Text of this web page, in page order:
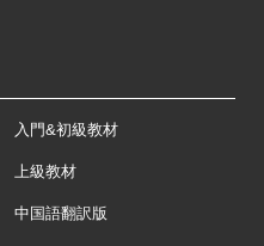
入門&初級教材
上級教材
中国語翻訳版